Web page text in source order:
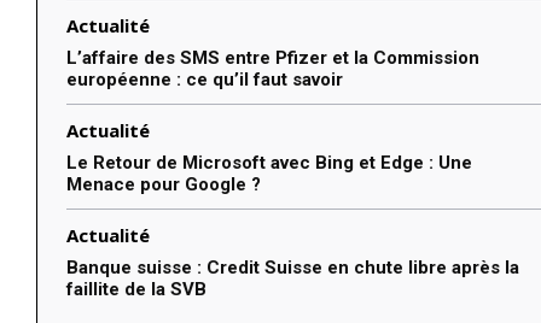
Actualité
L’affaire des SMS entre Pfizer et la Commission
européenne : ce qu’il faut savoir
Actualité
Le Retour de Microsoft avec Bing et Edge : Une
Menace pour Google ?
Actualité
Banque suisse : Credit Suisse en chute libre après la
faillite de la SVB